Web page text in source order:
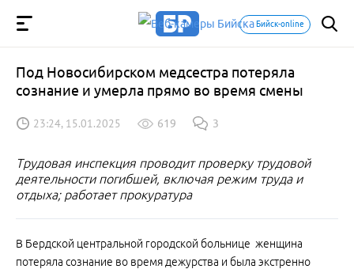
Бийск-online
Под Новосибирском медсестра потеряла
сознание и умерла прямо во время смены
23:24, 15.01.2025 619 3
Трудовая инспекция проводит проверку трудовой
деятельности погибшей, включая режим труда и
отдыха; работает прокуратура
В Бердской центральной городской больнице женщина
потеряла сознание во время дежурства и была экстренно